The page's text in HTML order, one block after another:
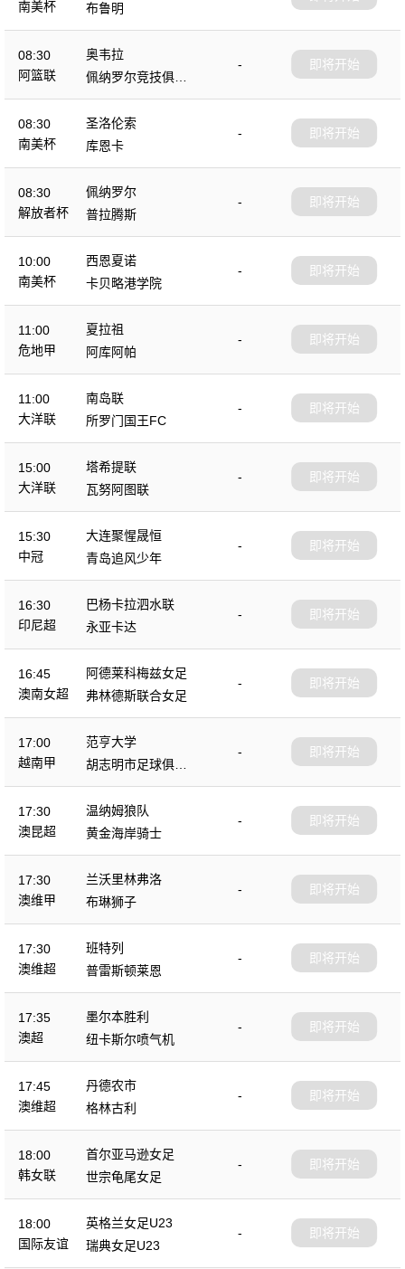
南美杯
布鲁明
08:30
阿篮联
奥韦拉
-
佩纳罗尔竞技俱乐
部
即将开始
08:30
南美杯
圣洛伦索
-
库恩卡
即将开始
08:30
解放者杯
佩纳罗尔
-
普拉腾斯
即将开始
10:00
南美杯
西恩夏诺
-
卡贝略港学院
即将开始
11:00
危地甲
夏拉祖
-
阿库阿帕
即将开始
11:00
大洋联
南岛联
-
所罗门国王FC
即将开始
15:00
大洋联
塔希提联
-
瓦努阿图联
即将开始
15:30
中冠
大连聚惺晟恒
-
青岛追风少年
即将开始
16:30
印尼超
巴杨卡拉泗水联
-
永亚卡达
即将开始
16:45
澳南女超
阿德莱科梅兹女足
-
弗林德斯联合女足
即将开始
17:00
越南甲
范亨大学
-
胡志明市足球俱乐
部
即将开始
17:30
澳昆超
温纳姆狼队
-
黄金海岸骑士
即将开始
17:30
澳维甲
兰沃里林弗洛
-
布琳狮子
即将开始
17:30
澳维超
班特列
-
普雷斯顿莱恩
即将开始
17:35
澳超
墨尔本胜利
-
纽卡斯尔喷气机
即将开始
17:45
澳维超
丹德农市
-
格林古利
即将开始
18:00
韩女联
首尔亚马逊女足
-
世宗龟尾女足
即将开始
18:00
国际友谊
英格兰女足U23
-
瑞典女足U23
即将开始